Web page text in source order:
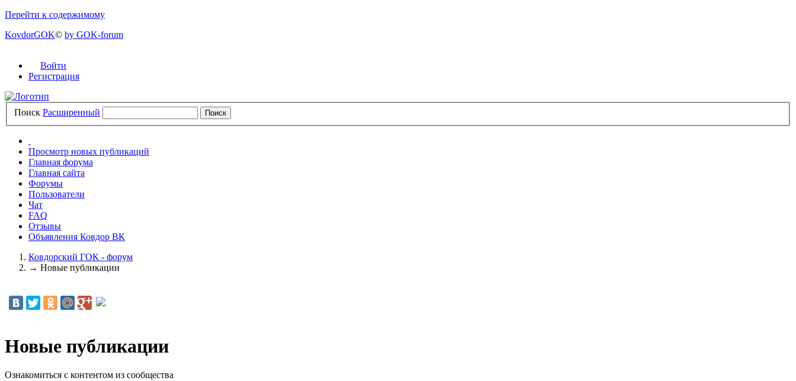
Перейти к содержимому
KovdorGOK© by GOK-forum
Войти
Регистрация
Поиск Расширенный
Просмотр новых публикаций
Главная форума
Главная сайта
Форумы
Пользователи
Чат
FAQ
Отзывы
Объявления Ковдор ВК
Ковдорский ГОК - форум
→ Новые публикации
Новые публикации
Ознакомиться с контентом из сообщества